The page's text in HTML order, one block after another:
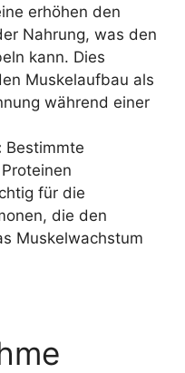
erhöhen den
Nahrung, was den
kann. Dies
Muskelaufbau als
während einer
Bestimmte
für die
die den
Muskelwachstum